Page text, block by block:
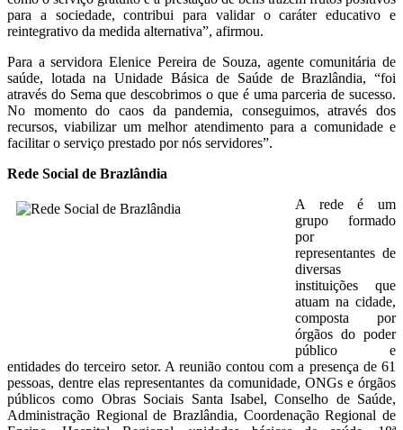
para a sociedade, contribui para validar o caráter educativo e
reintegrativo da medida alternativa”, afirmou.
Para a servidora Elenice Pereira de Souza, agente comunitária de
saúde, lotada na Unidade Básica de Saúde de Brazlândia, “foi
através do Sema que descobrimos o que é uma parceria de sucesso.
No momento do caos da pandemia, conseguimos, através dos
recursos, viabilizar um melhor atendimento para a comunidade e
facilitar o serviço prestado por nós servidores”.
Rede Social de Brazlândia
A rede é um
grupo formado
por
representantes de
diversas
instituições que
atuam na cidade,
composta por
órgãos do poder
público e
entidades do terceiro setor. A reunião contou com a presença de 61
pessoas, dentre elas representantes da comunidade, ONGs e órgãos
públicos como Obras Sociais Santa Isabel, Conselho de Saúde,
Administração Regional de Brazlândia, Coordenação Regional de